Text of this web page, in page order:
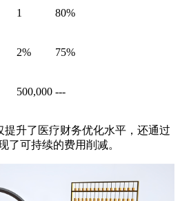
1 80%
2% 75%
500,000 ---
升了医疗财务优化水平，还通过
了可持续的费用削减。